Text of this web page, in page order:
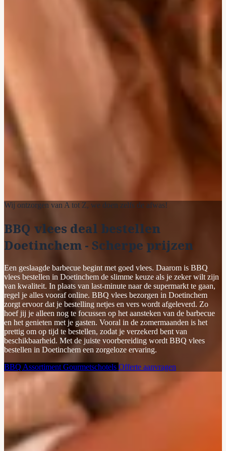
Wij ontzorgen van A tot Z, we doen zelfs de afwas!
BBQ vlees deal bestellen
Doetinchem - Scherpe prijzen
Een geslaagde barbecue begint met goed vlees. Daarom is BBQ
vlees bestellen in Doetinchem de slimme keuze als je zeker wilt zijn
van kwaliteit. In plaats van last-minute naar de supermarkt te gaan,
regel je alles vooraf online. BBQ vlees bezorgen in Doetinchem
zorgt ervoor dat je bestelling netjes en vers wordt afgeleverd. Zo
hoef jij je alleen nog te focussen op het aansteken van de barbecue
en het genieten met je gasten. Vooral in de zomermaanden is het
prettig om op tijd te bestellen, zodat je verzekerd bent van
beschikbaarheid. Met de juiste voorbereiding wordt BBQ vlees
bestellen in Doetinchem een zorgeloze ervaring.
BBQ Assortiment Gourmetschotels Offerte aanvragen